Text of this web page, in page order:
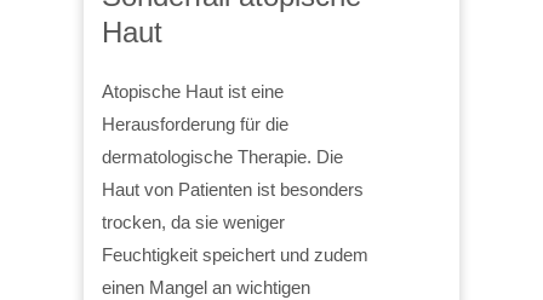
Haut
Atopische Haut ist eine
Herausforderung für die
dermatologische Therapie. Die
Haut von Patienten ist besonders
trocken, da sie weniger
Feuchtigkeit speichert und zudem
einen Mangel an wichtigen